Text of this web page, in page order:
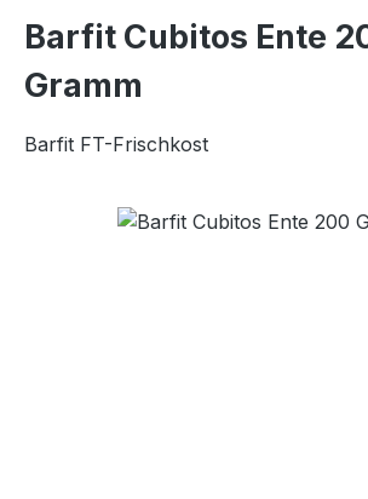
Barfit Cubitos Ente
Gramm
Barfit FT-Frischkost
Bildergalerie überspringen